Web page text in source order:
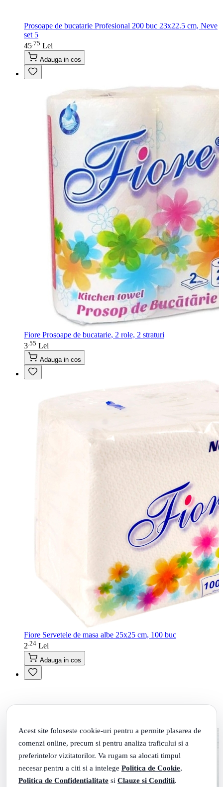
Acest site foloseste cookie-uri pentru a permite plasarea de
comenzi online, precum si pentru analiza traficului si a
preferintelor vizitatorilor. Va rugam sa alocati timpul
necesar pentru a citi si a intelege Politica de Cookie,
Politica de Confidentialitate si Clauze si Conditii.
Prosoape de bucatarie Profesional 200 buc 23x22.5 cm, Neve
set 5
45 75 Lei
Adauga in cos
Fiore Prosoape de bucatarie, 2 role, 2 straturi
3 55 Lei
Adauga in cos
Fiore Servetele de masa albe 25x25 cm, 100 buc
2 24 Lei
Adauga in cos